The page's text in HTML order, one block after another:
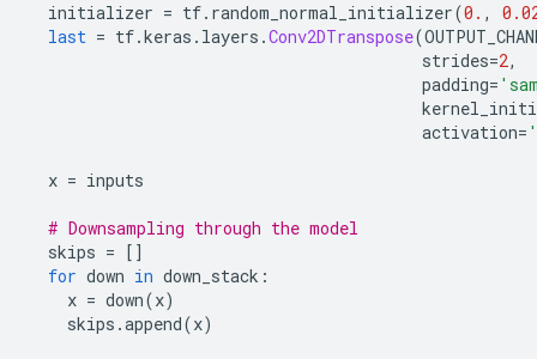
initializer = tf. random_normal_initializer(0. ,
last = tf.keras . layers .Conv2DTranspose(
strides=2,
padding=
activation=
x = inputs
# Downsampling through the model
skips = []
for down in down_stack :
x = down(x)
skips .append(x)